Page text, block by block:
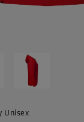
Unisex